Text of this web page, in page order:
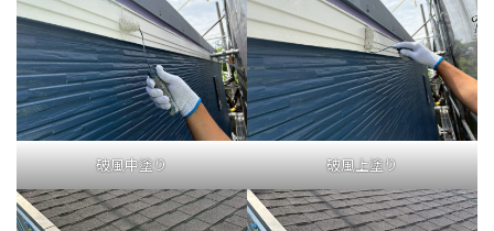
破風中塗り 破風上塗り